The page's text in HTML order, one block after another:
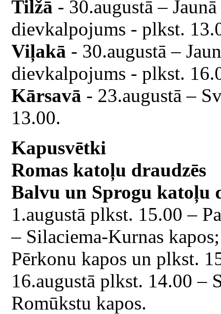
Tilžā - 30.augustā –
dievkalpojums - plkst.
Viļakā - 30.augustā –
dievkalpojums - plkst.
Kārsavā - 23.augustā –
13.00.
Kapusvētki
Romas katoļu draudzēs
Balvu un Sprogu katoļu
1.augustā plkst. 15.00 –
– Silaciema-Kurnas
Pērkonu kapos un plkst.
16.augustā plkst. 14.00 –
Romūkstu kapos.